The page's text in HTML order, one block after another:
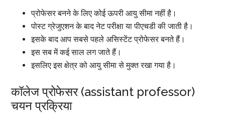
प्रोफेसर बनने के लिए कोई ऊपरी आयु सीमा नहीं है।
पोस्ट ग्रेजुएशन के बाद नेट परीक्षा या पीएचडी की जाती है।
इसके बाद आप सबसे पहले असिस्टेंट प्रोफेसर बनते हैं।
इस सब में कई साल लग जाते हैं।
इसलिए इस क्षेत्र को आयु सीमा से मुक्त रखा गया है।
कॉलेज प्रोफेसर (assistant professor)
चयन प्रक्रिया